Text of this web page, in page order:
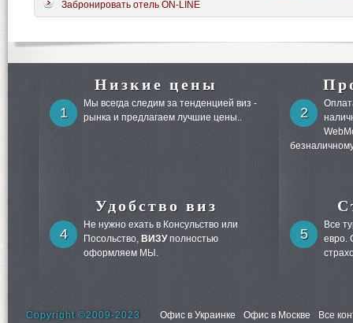
Забронировать отель ON-LINE
Низкие цены
1
Мы всегда следим за тенденцией виз -
рынка и предлагаем лучшие цены..
2
Удобство виз
4
Не нужно ехать в Консульство или
Посольство, ВИЗУполностью
оформляем МЫ.
5
Все
евро.
Copyright ©2009-2023 Офис в Украинке Офис в Москве
Все